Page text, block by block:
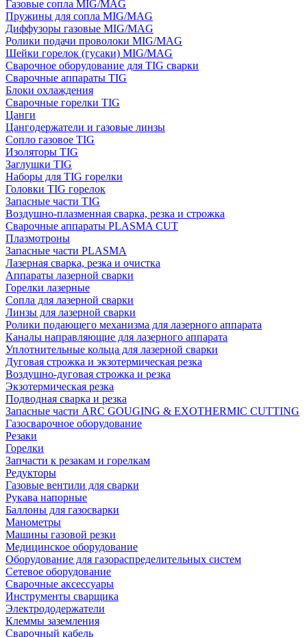
Газовые сопла MIG/MAG
Пружины для сопла MIG/MAG
Диффузоры газовые MIG/MAG
Ролики подачи проволоки MIG/MAG
Шейки горелок (гусаки) MIG/MAG
Сварочное оборудование для TIG сварки
Сварочные аппараты TIG
Блоки охлаждения
Сварочные горелки TIG
Цанги
Цангодержатели и газовые линзы
Сопло газовое TIG
Изоляторы TIG
Заглушки TIG
Наборы для TIG горелки
Головки TIG горелок
Запасные части TIG
Воздушно-плазменная сварка, резка и строжка
Сварочные аппараты PLASMA CUT
Плазмотроны
Запасные части PLASMA
Лазерная сварка, резка и очистка
Аппараты лазерной сварки
Горелки лазерные
Сопла для лазерной сварки
Линзы для лазерной сварки
Ролики подающего механизма для лазерного аппарата
Каналы направляющие для лазерного аппарата
Уплотнительные кольца для лазерной сварки
Дуговая строжка и экзотермическая резка
Воздушно-дуговая строжка и резка
Экзотермическая резка
Подводная сварка и резка
Запасные части ARC GOUGING & EXOTHERMIC CUTTING
Газосварочное оборудование
Резаки
Горелки
Запчасти к резакам и горелкам
Редукторы
Газовые вентили для сварки
Рукава напорные
Баллоны для газосварки
Манометры
Машины газовой резки
Медицинское оборудование
Оборудование для газораспределительных систем
Сетевое оборудование
Сварочные аксессуары
Инструменты сварщика
Электрододержатели
Клеммы заземления
Сварочный кабель